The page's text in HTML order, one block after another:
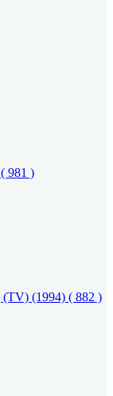
( 981 )
(TV) (1994) ( 882 )